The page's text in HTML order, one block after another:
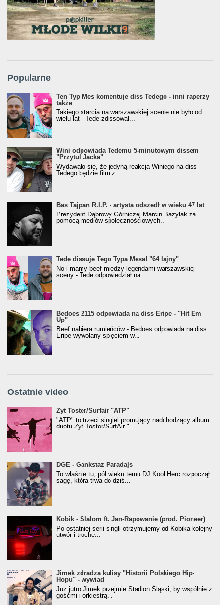
Popularne
Ten Typ Mes komentuje diss Tedego - inni raperzy
także
Takiego starcia na warszawskiej scenie nie było od
wielu lat - Tede zdissował...
Wini odpowiada Tedemu 5-minutowym dissem
"Przytul Jacka"
Wydawało się, że jedyną reakcją Winiego na diss
Tedego będzie film z...
Bas Tajpan R.I.P. - artysta odszedł w wieku 47 lat
Prezydent Dąbrowy Górniczej Marcin Bazylak za
pomocą mediów społecznościowych...
Tede dissuje Tego Typa Mesa! "64 lajny"
No i mamy beef między legendami warszawskiej
sceny - Tede odpowiedział na...
Bedoes 2115 odpowiada na diss Eripe - "Hit Em
Up"
Beef nabiera rumieńców - Bedoes odpowiada na diss
Eripe wywołany spięciem w...
Ostatnie video
Żyt Toster/SurfAir - ATP VIDEO
Żyt Toster/Surfair "ATP"
"ATP" to trzeci singiel promujący nadchodzący album
duetu Żyt Toster/SurfAir "...
donGURALesko z nagrodą za
Klasyczny/Trueschoolowy Album Roku
(Popkillery 2023)
DGE - Gankstaz Paradajs
To właśnie tu, pół wieku temu DJ Kool Herc rozpoczął
sagę, która trwa do dziś...
Kobik - Slalom ft. Jan-Rapowanie (prod. Pioneer)
[Official Music Visualiser]
Kobik - Slalom ft. Jan-Rapowanie (prod. Pioneer)
Po ostatniej serii singli otrzymujemy od Kobika kolejny
utwór i trochę...
Jimek zdradza kulisy "Historii Polskiego Hip-
Hopu" - wywiad
Jimek zdradza kulisy "Historii Polskiego Hip-
Hopu" - wywiad
Już jutro Jimek przejmie Stadion Śląski, by wspólnie z
gośćmi i orkiestrą...